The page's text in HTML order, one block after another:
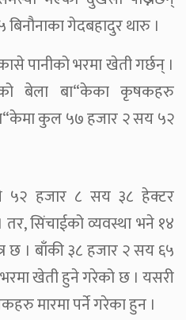
बिनौनाका गेदबहादुर थारु ।
भरमा खेती गर्छन् ।
बेला बा“केका कृषकहरु
कुल ५७ हजार २ सय ५२
५२ हजार ८ सय ३८ हेक्टर
सिंचाईको व्यवस्था भने १४
छ । बाँकी ३८ हजार २ सय ६५
खेती हुने गरेको छ । यसरी
मारमा पर्ने गरेका हुन ।